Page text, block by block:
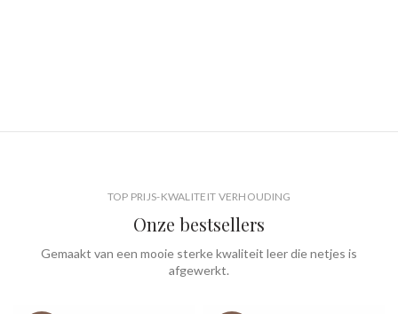
TOP PRIJS-KWALITEIT VERHOUDING
Onze bestsellers
Gemaakt van een mooie sterke kwaliteit leer die netjes is
afgewerkt.